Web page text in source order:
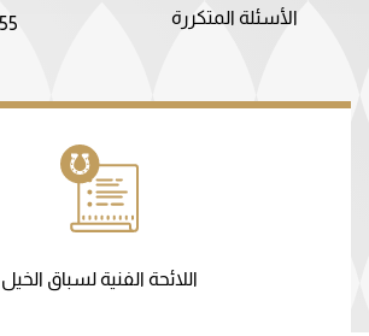
الأسئلة المتكررة
اللائحة الفنية لسباق الخيل